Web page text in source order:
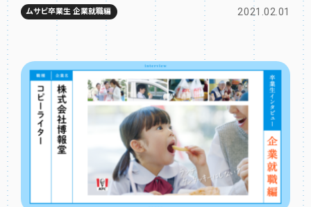
ムサビ卒業生 企業就職編 2021.02.01